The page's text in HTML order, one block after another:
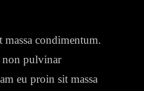
condimentum.
pulvinar
eu proin sit massa